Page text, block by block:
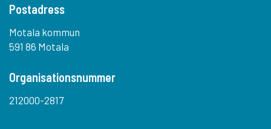
Postadress
Motala kommun
591 86 Motala
Organisationsnummer
212000-2817